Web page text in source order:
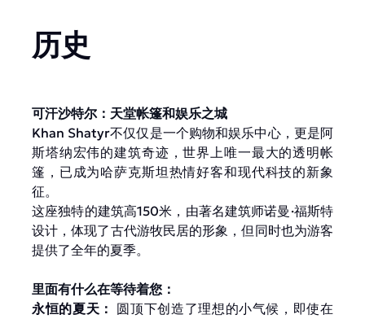
历史
可汗沙特尔：天堂帐篷和娱乐之城
Khan Shatyr不仅仅是一个购物和娱乐中心，更是阿
斯塔纳宏伟的建筑奇迹，世界上唯一最大的透明帐
篷，已成为哈萨克斯坦热情好客和现代科技的新象
征。
这座独特的建筑高150米，由著名建筑师诺曼·福斯特
设计，体现了古代游牧民居的形象，但同时也为游客
提供了全年的夏季。
里面有什么在等待着您：
永恒的夏天： 圆顶下创造了理想的小气候，即使在